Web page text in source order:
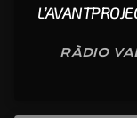
RÀDIO